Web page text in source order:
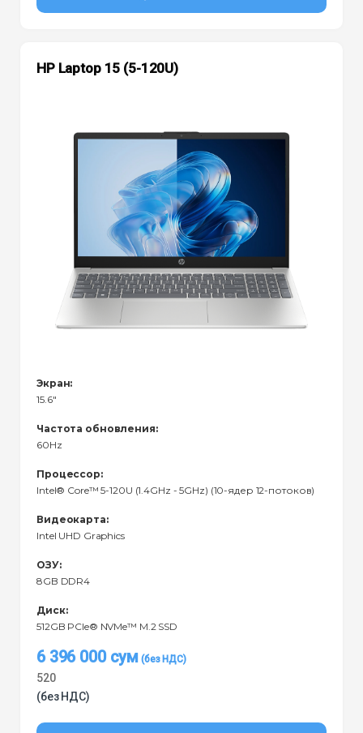
HP Laptop 15 (5-120U)
Экран:
15.6"
Частота обновления:
60Hz
Процессор:
Intel® Core™ 5-120U (1.4GHz - 5GHz) (10-ядер 12-потоков)
Видеокарта:
Intel UHD Graphics
ОЗУ:
8GB DDR4
Диск:
512GB PCIe® NVMe™ M.2 SSD
6 396 000 сум
520
(без НДС)